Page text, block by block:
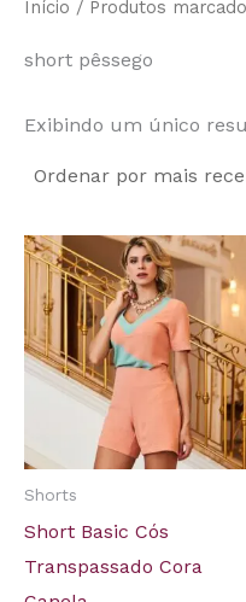
Início / Produtos
short pêssego
Exibindo um único
Shorts
Short Basic Cós
Transpassado Cora